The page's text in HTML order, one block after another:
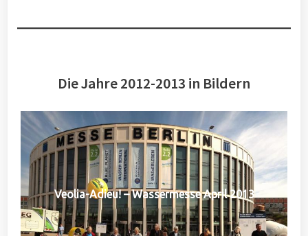
Die Jahre 2012-2013 in Bildern
Veolia-Adieu! – Wassermesse April 2013